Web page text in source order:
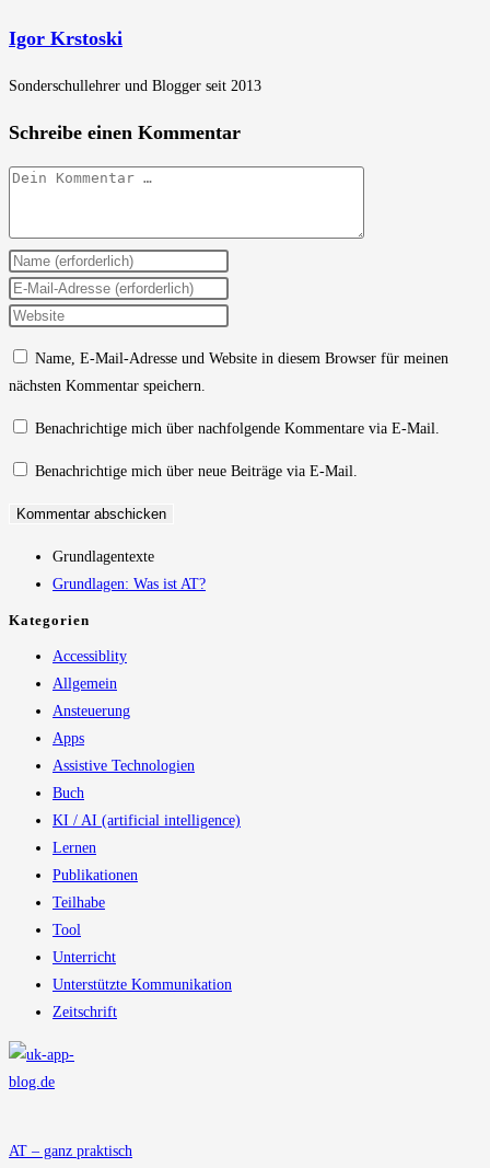
Igor Krstoski
Sonderschullehrer und Blogger seit 2013
Schreibe einen Kommentar
Kommentar
Gib
deinen
Namen
Benutzernamen
Kommentieren
Gib
deine
zum
ein
Gib
ein
Name, E-Mail-Adresse und Website in diesem Browser für meinen
nächsten Kommentar speichern.
Benachrichtige mich über nachfolgende Kommentare via E-Mail.
Benachrichtige mich über neue Beiträge via E-Mail.
Grundlagentexte
Grundlagen: Was ist AT?
Kategorien
Accessiblity
Allgemein
Ansteuerung
Apps
Assistive Technologien
Buch
KI / AI (artificial intelligence)
Lernen
Publikationen
Teilhabe
Tool
Unterricht
Unterstützte Kommunikation
Zeitschrift
AT – ganz praktisch